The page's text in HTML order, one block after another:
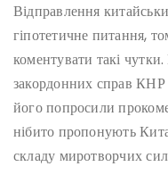
Відправлення
гіпотетичне питання,
коментувати такі
закордонних справ КНР
його попросили
нібито пропонують
складу миротворчих сил